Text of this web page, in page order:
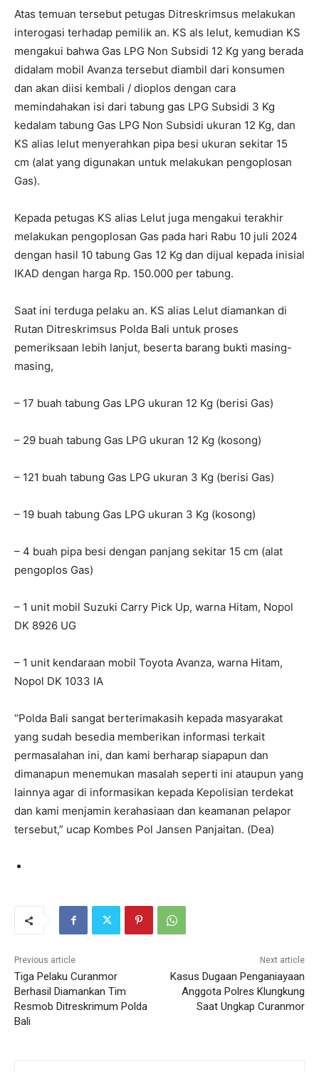
Atas temuan tersebut petugas Ditreskrimsus melakukan
interogasi terhadap pemilik an. KS als lelut, kemudian KS
mengakui bahwa Gas LPG Non Subsidi 12 Kg yang berada
didalam mobil Avanza tersebut diambil dari konsumen
dan akan diisi kembali / dioplos dengan cara
memindahakan isi dari tabung gas LPG Subsidi 3 Kg
kedalam tabung Gas LPG Non Subsidi ukuran 12 Kg, dan
KS alias lelut menyerahkan pipa besi ukuran sekitar 15
cm (alat yang digunakan untuk melakukan pengoplosan
Gas).
Kepada petugas KS alias Lelut juga mengakui terakhir
melakukan pengoplosan Gas pada hari Rabu 10 juli 2024
dengan hasil 10 tabung Gas 12 Kg dan dijual kepada inisial
IKAD dengan harga Rp. 150.000 per tabung.
Saat ini terduga pelaku an. KS alias Lelut diamankan di
Rutan Ditreskrimsus Polda Bali untuk proses
pemeriksaan lebih lanjut, beserta barang bukti masing-
masing,
– 17 buah tabung Gas LPG ukuran 12 Kg (berisi Gas)
– 29 buah tabung Gas LPG ukuran 12 Kg (kosong)
– 121 buah tabung Gas LPG ukuran 3 Kg (berisi Gas)
– 19 buah tabung Gas LPG ukuran 3 Kg (kosong)
– 4 buah pipa besi dengan panjang sekitar 15 cm (alat
pengoplos Gas)
– 1 unit mobil Suzuki Carry Pick Up, warna Hitam, Nopol
DK 8926 UG
– 1 unit kendaraan mobil Toyota Avanza, warna Hitam,
Nopol DK 1033 IA
“Polda Bali sangat berterimakasih kepada masyarakat
yang sudah besedia memberikan informasi terkait
permasalahan ini, dan kami berharap siapapun dan
dimanapun menemukan masalah seperti ini ataupun yang
lainnya agar di informasikan kepada Kepolisian terdekat
dan kami menjamin kerahasiaan dan keamanan pelapor
tersebut,” ucap Kombes Pol Jansen Panjaitan. (Dea)
Previous article
Tiga Pelaku Curanmor
Berhasil Diamankan Tim
Resmob Ditreskrimum Polda
Bali
Next article
Kasus Dugaan Penganiayaan
Anggota Polres Klungkung
Saat Ungkap Curanmor